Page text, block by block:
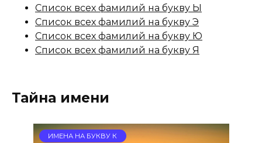
Список всех фамилий на букву Ы
Список всех фамилий на букву Э
Список всех фамилий на букву Ю
Список всех фамилий на букву Я
Тайна имени
ИМЕНА НА БУКВУ К